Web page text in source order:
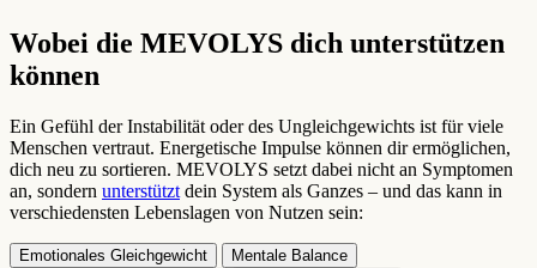
Wobei die MEVOLYS dich unterstützen
können ​
Ein Gefühl der Instabilität oder des Ungleichgewichts ist für viele
Menschen vertraut. Energetische Impulse können dir ermöglichen,
dich neu zu sortieren. MEVOLYS setzt dabei nicht an Symptomen
an, sondern unterstützt dein System als Ganzes – und das kann in
verschiedensten Lebenslagen von Nutzen sein:
Emotionales Gleichgewicht
Mentale Balance